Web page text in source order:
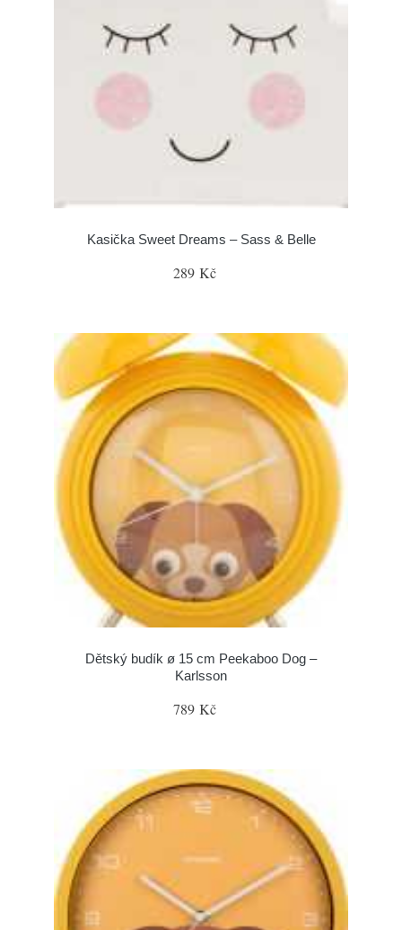
Kasička Sweet Dreams – Sass & Belle
289 Kč
Dětský budík ø 15 cm Peekaboo Dog –
Karlsson
789 Kč